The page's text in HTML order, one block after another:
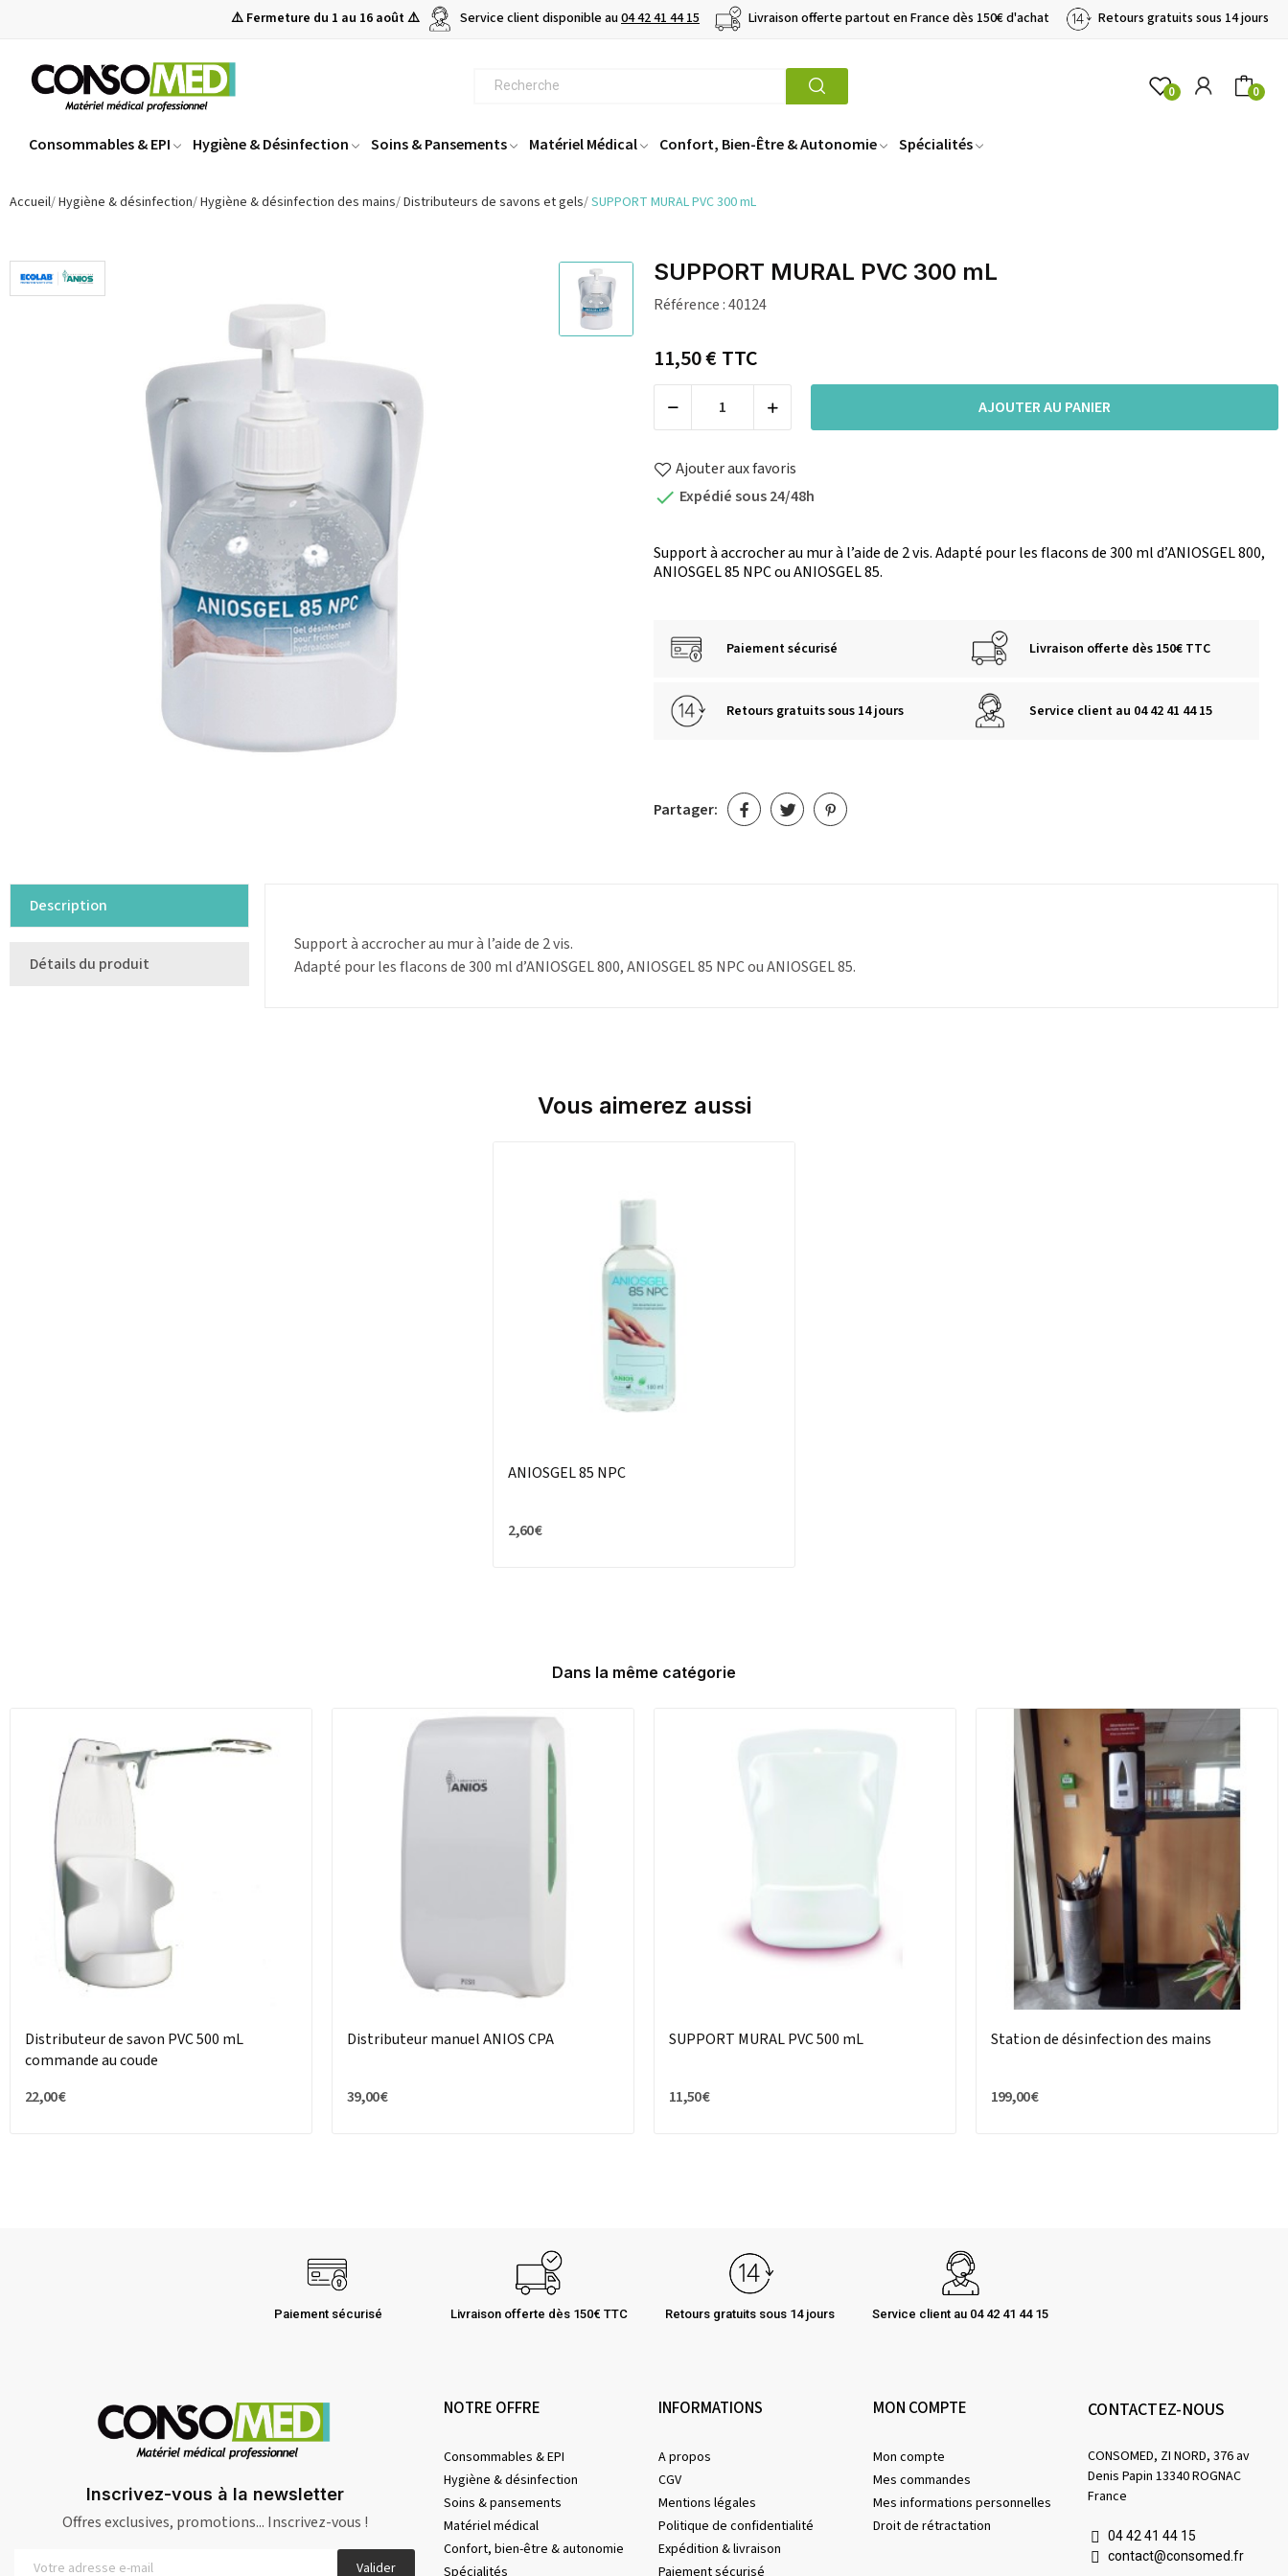
⚠️ Fermeture du 1 au 16 août ⚠️ Service client disponible au04 42 41 44 15 Livraison offerte partout en France dès 150€ d'achat Retours gratuits sous 14 jours
0 0
Consommables & EPI Hygiène & Désinfection Soins & Pansements Matériel Médical Confort, Bien-Être & Autonomie Spécialités
Accueil Hygiène & désinfection Hygiène & désinfection des mains Distributeurs de savons et gels SUPPORT MURAL PVC 300 mL
SUPPORT MURAL PVC 300 mL
Référence :40124
11,50 €TTC
AJOUTER AU PANIER
Ajouter aux favoris
 Expédié sous 24/48h
Support à accrocher au mur à l’aide de 2 vis. Adapté pour les flacons de 300 ml d’ANIOSGEL 800,
ANIOSGEL 85 NPC ou ANIOSGEL 85.
Paiement sécurisé Livraison offerte dès 150€ TTC
Retours gratuits sous 14 jours Service client au 04 42 41 44 15
Partager:
Description
Détails du produit
Support à accrocher au mur à l’aide de 2 vis.
Adapté pour les flacons de 300 ml d’ANIOSGEL 800, ANIOSGEL 85 NPC ou ANIOSGEL 85.
Vous aimerez aussi
ANIOSGEL 85 NPC
2,60 €
Dans la même catégorie
Distributeur de savon PVC 500 mL
commande au coude
22,00 €
Distributeur manuel ANIOS CPA
39,00 €
SUPPORT MURAL PVC 500 mL
11,50 €
Station de désinfection des mains
199,00 €
Paiement sécurisé Livraison offerte dès 150€ TTC Retours gratuits sous 14 jours Service client au 04 42 41 44 15
Inscrivez-vous à la newsletter
Offres exclusives, promotions... Inscrivez-vous !
Valider
NOTRE OFFRE
Consommables & EPI
Hygiène & désinfection
Soins & pansements
Matériel médical
Confort, bien-être & autonomie
INFORMATIONS
A propos
CGV
Mentions légales
Politique de confidentialité
Expédition & livraison
MON COMPTE
Mon compte
Mes commandes
Mes informations personnelles
Droit de rétractation
CONTACTEZ-NOUS
CONSOMED, ZI NORD, 376 av
Denis Papin 13340 ROGNAC
France
04 42 41 44 15
contact@consomed.fr